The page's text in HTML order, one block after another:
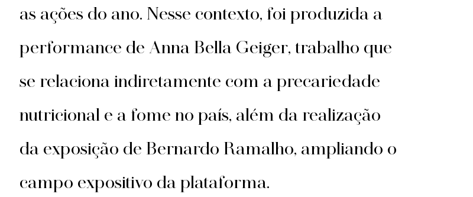
as ações do ano. Nesse contexto, foi produzida a
performance de Anna Bella Geiger, trabalho que
se relaciona indiretamente com a precariedade
nutricional e a fome no país, além da realização
da exposição de Bernardo Ramalho, ampliando o
campo expositivo da plataforma.